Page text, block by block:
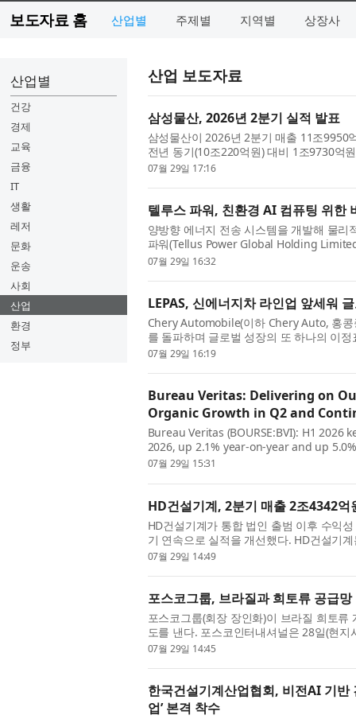
보도자료 홈 산업별 주제별 지역별 상장사
산업별
건강
경제
교육
금융
IT
생활
레저
문화
운송
사회
산업
환경
정부
산업 보도자료
삼성물산, 2026년 2분기 실적 발표
삼성물산이 2026년 2분기 매출 11조9950
전년 동기(10조220억원) 대비 1조9730억
증가했다. 영업이익은 전년 동기(7530억
07월 29일 17:16
텔루스 파워, 친환경 AI 컴퓨팅 위한
양방향 에너지 전송 시스템을 개발해 물
파워(Tellus Power Global Holding
공지능(AI) 모델인 ‘Tellus Energy AI’를 출
07월 29일 16:32
LEPAS, 신에너지차 라인업 앞세워
Chery Automobile(이하 Chery Auto, 홍
를 돌파하며 글로벌 성장의 또 하나의 이
사 자격으로 처음 ‘2026 포춘 차이나
07월 29일 16:19
Bureau Veritas: Delivering on
Organic Growth in Q2 and
Bureau Veritas (BOURSE:BVI): H1 2026
2026, up 2.1% year-on-year and up
2026 at 5.5% organic growth), ›
07월 29일 15:31
HD건설기계, 2분기 매출 2조4342억
HD건설기계가 통합 법인 출범 이후 수익
기 연속으로 실적을 개선했다. HD건설기
원, 영업이익 2489억원을 기록했다고 밝
07월 29일 14:49
포스코그룹, 브라질과 희토류 공급망
포스코그룹(회장 장인화)이 브라질 희토
도를 낸다. 포스코인터내셔널은 28일(현
지 희토류 개발기업 메테오릭 리소시스
07월 29일 14:45
한국건설기계산업협회, 비전AI 기반
업’ 본격 착수